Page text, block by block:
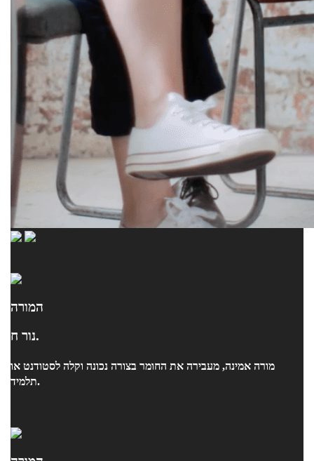
המורה
נור ח.
מורה אמינה, מעבירה את החומר בצורה נכונה וקלה לסטודנט או
תלמיד.